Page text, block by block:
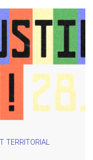
TERRITORIAL